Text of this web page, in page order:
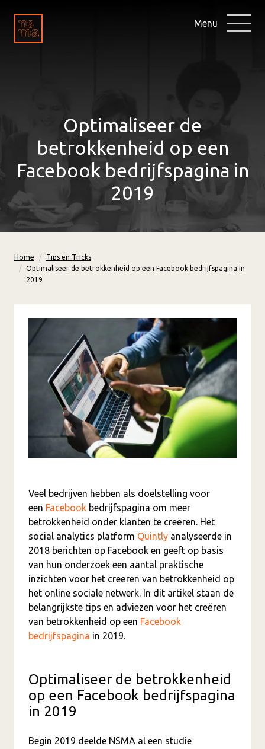
Menu
Optimaliseer de
betrokkenheid op een
Facebook bedrijfspagina in
2019
Home
Tips en Tricks
Optimaliseer de betrokkenheid op een Facebook bedrijfspagina in
2019
Veel bedrijven hebben als doelstelling voor
een Facebook bedrijfspagina om meer
betrokkenheid onder klanten te creëren. Het
social analytics platform Quintly analyseerde in
2018 berichten op Facebook en geeft op basis
van hun onderzoek een aantal praktische
inzichten voor het creëren van betrokkenheid op
het online sociale netwerk. In dit artikel staan de
belangrijkste tips en adviezen voor het creëren
van betrokkenheid op een Facebook
bedrijfspagina in 2019.
Optimaliseer de betrokkenheid
op een Facebook bedrijfspagina
in 2019
Begin 2019 deelde NSMA al een studie